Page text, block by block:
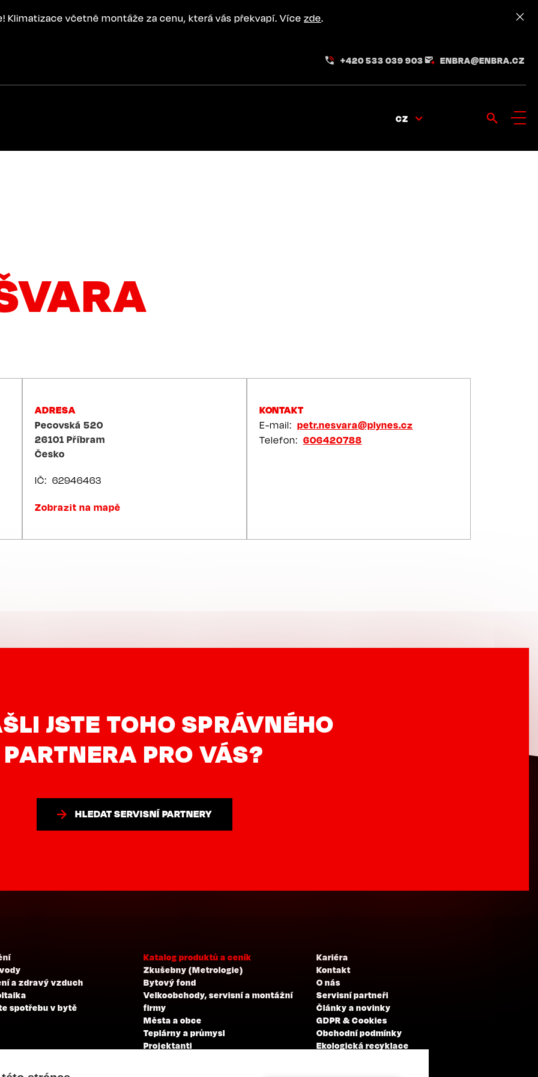
Klimatizace včetně montáže za cenu, která vás překvapí. Více zde.
+420 533 039 903 ENBRA@ENBRA.CZ
CZ
ADRESA
Pecovská 520
26101 Příbram
Česko
IČ 62946463
Zobrazit na mapě
KONTAKT
E-mail
petr.nesvara@plynes.cz
Telefon
606420788
JSTE TOHO SPRÁVNÉHO
PARTNERA PRO VÁS?
HLEDAT SERVISNÍ PARTNERY
a zdravý vzduch
spotřebu v bytě
Katalog produktů a ceník
Zkušebny (Metrologie)
Bytový fond
Velkoobchody, servisní a montážní
firmy
Města a obce
Teplárny a průmysl
Projektanti
Kariéra
Kontakt
O nás
Servisní partneři
Články a novinky
GDPR & Cookies
Obchodní podmínky
Ekologická recyklace